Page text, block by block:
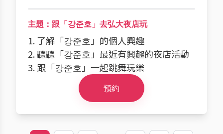
主題：跟「강준호」去弘大夜店玩
1. 了解「강준호」的個人興趣
2. 聽聽「강준호」最近有興趣的夜店活動
3. 跟「강준호」一起跳舞玩樂
預約